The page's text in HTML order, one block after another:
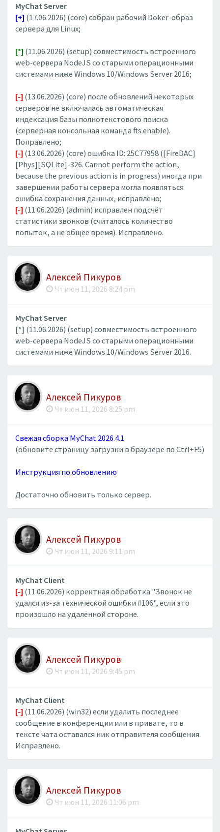
MyChat Server
[+] (17.06.2026) (core) собран рабочий Doker-образ
сервера для Linux;
[*] (11.06.2026) (setup) совместимость встроенного
web-сервера NodeJS со старыми операционными
системами ниже Windows 10/Windows Server 2016;
[-] (13.06.2026) (core) после обновлений некоторых
серверов не включалась автоматическая
индексация базы полнотекстового поиска
(серверная консольная команда fts enable).
Поправлено;
[-] (13.06.2026) (core) ошибка ID: 25C77958 ([FireDAC]
[Phys][SQLite]-326. Cannot perform the action,
because the previous action is in progress) иногда при
завершении работы сервера могла появляться
ошибка сохранения данных, исправлено;
[-] (11.06.2026) (admin) исправлен подсчёт
статистики звонков (считалось количество
попыток, а не общее время). Исправлено.
Алексей Пикуров
Чт июн 11, 2026 8:24 pm
MyChat Server
[*] (11.06.2026) (setup) совместимость встроенного
web-сервера NodeJS со старыми операционными
системами ниже Windows 10/Windows Server 2016.
Алексей Пикуров
Чт июн 11, 2026 8:25 pm
Свежая сборка MyChat 2026.4.1
(обновите страницу загрузки в браузере по Ctrl+F5)
Инструкция по обновлению
Достаточно обновить только сервер.
Алексей Пикуров
Чт июн 11, 2026 9:11 pm
MyChat Client
[-] (11.06.2026) корректная обработка "Звонок не
удался из-за технической ошибки #106", если это
произошло на удалённой стороне.
Алексей Пикуров
Чт июн 11, 2026 9:45 pm
MyChat Client
[-] (11.06.2026) (win32) если удалить последнее
сообщение в конференции или в привате, то в
тексте чата оставался ник отправителя сообщения.
Исправлено.
Алексей Пикуров
Чт июн 11, 2026 11:06 pm